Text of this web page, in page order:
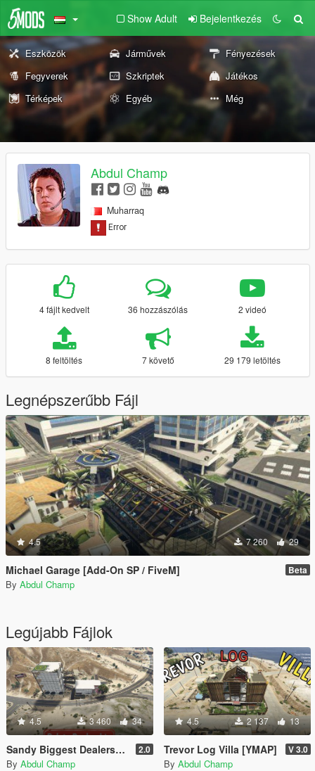
Show Adult Bejelentkezés
Eszközök Járművek
Fényezések
Fegyverek
Szkriptek
Játékos
Térképek
Egyéb Még
Abdul Champ
Muharraq
4 fájlt kedvelt 36 hozzászólás 2 videó
8 feltöltés 7 követő 29 179 letöltés
Legnépszerűbb Fájl
4.5 7 260 29
Michael Garage [Add-On SP / FiveM] Beta
By Abdul Champ
Legújabb Fájlok
4.5 3 460 34
Sandy Biggest Dealership [Add-On SP] 2.0
By Abdul Champ
4.5 2 137 13
Trevor Log Villa [YMAP] V 3.0
By Abdul Champ